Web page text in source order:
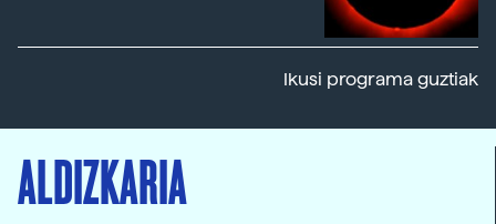
Ikusi programa guztiak
ALDIZKARIA